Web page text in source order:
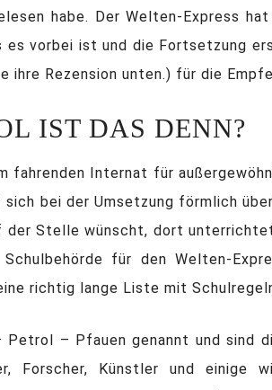
habe. Der Welten-Express hat
es vorbei ist und die Fortsetzung
ihre Rezension unten.) für die
IST DAS DENN?
Internat für
sich bei der Umsetzung förmlich
der Stelle wünscht, dort
für den Welten-
richtig lange Liste mit
– Pfauen genannt und sind
Forscher, Künstler und einige